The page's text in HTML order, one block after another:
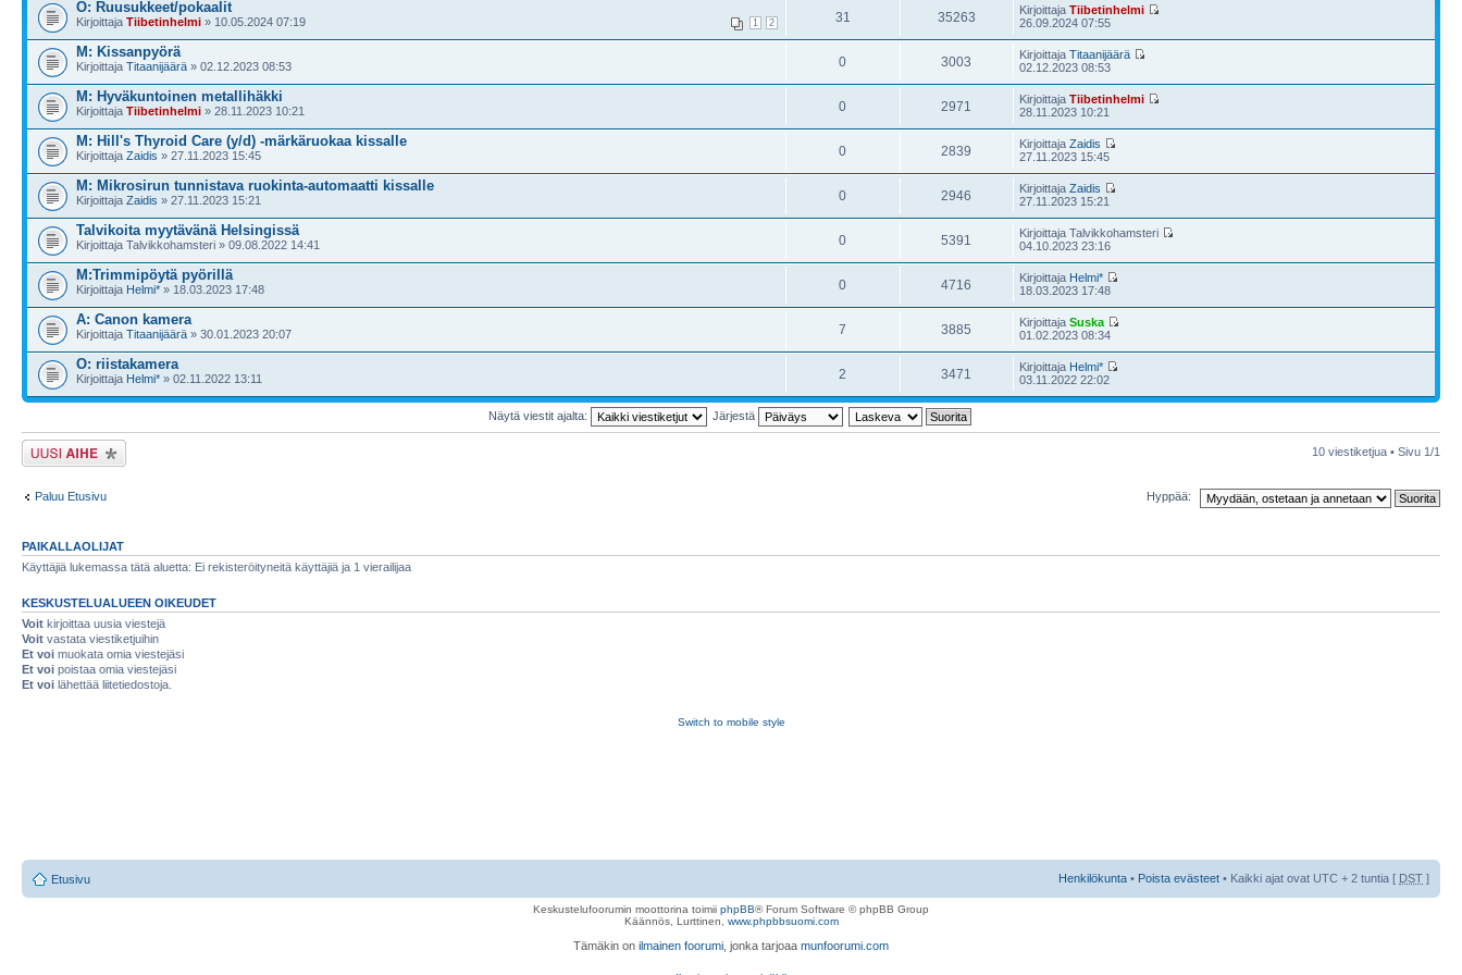
O: Ruusukkeet/pokaalit
1 2
Kirjoittaja Tiibetinhelmi » 10.05.2024 07:19 31 35263 KirjoittajaTiibetinhelmi
26.09.2024 07:55
M: Kissanpyörä
Kirjoittaja Titaanijäärä » 02.12.2023 08:53 0 3003 KirjoittajaTitaanijäärä
02.12.2023 08:53
M: Hyväkuntoinen metallihäkki
Kirjoittaja Tiibetinhelmi » 28.11.2023 10:21 0 2971 KirjoittajaTiibetinhelmi
28.11.2023 10:21
M: Hill's Thyroid Care (y/d) -märkäruokaa kissalle
Kirjoittaja Zaidis » 27.11.2023 15:45 0 2839 KirjoittajaZaidis
27.11.2023 15:45
M: Mikrosirun tunnistava ruokinta-automaatti kissalle
Kirjoittaja Zaidis » 27.11.2023 15:21 0 2946 KirjoittajaZaidis
27.11.2023 15:21
Talvikoita myytävänä Helsingissä
Kirjoittaja Talvikkohamsteri » 09.08.2022 14:41 0 5391
Kirjoittaja Talvikkohamsteri
04.10.2023 23:16
M:Trimmipöytä pyörillä
Kirjoittaja Helmi* » 18.03.2023 17:48 0 4716 Kirjoittaja Helmi*
18.03.2023 17:48
A: Canon kamera
Kirjoittaja Titaanijäärä » 30.01.2023 20:07 7 3885 KirjoittajaSuska
01.02.2023 08:34
O: riistakamera
Kirjoittaja Helmi* » 02.11.2022 13:11 2 3471 Kirjoittaja Helmi*
03.11.2022 22:02
Näytä viestit ajalta: Järjestä
Lähetä uusi viesti 10 viestiketjua • Sivu 1/1
Paluu Etusivu Hyppää:
PAIKALLAOLIJAT
Käyttäjiä lukemassa tätä aluetta: Ei rekisteröityneitä käyttäjiä ja 1 vierailijaa
KESKUSTELUALUEEN OIKEUDET
Voit kirjoittaa uusia viestejä
Voit vastata viestiketjuihin
Et voi muokata omia viestejäsi
Et voi poistaa omia viestejäsi
Et voi lähettää liitetiedostoja.
Switch to mobile style
Etusivu Henkilökunta • Poista evästeet • Kaikki ajat ovat UTC + 2 tuntia [ DST ]
Keskustelufoorumin moottorina toimii phpBB® Forum Software © phpBB Group
Käännös, Lurttinen, www.phpbbsuomi.com
Tämäkin on ilmainen foorumi , jonka tarjoaa munfoorumi.com